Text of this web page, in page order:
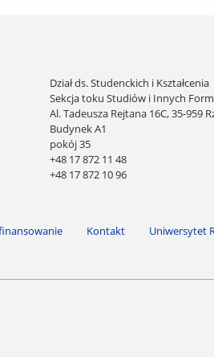
Dział ds. Studenckich i Kształcenia
Sekcja toku Studiów i Innych Form
Al. Tadeusza Rejtana 16C, 35-959
Budynek A1
pokój 35
+48 17 872 11 48
+48 17 872 10 96
Kontakt Uniwersytet